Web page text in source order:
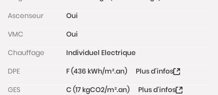
capitale.
L’immeuble est bien entretenu et dispose d’un
Charges : 342€/mois
Ascenseur
Oui
VMC
Oui
Chauffage
Individuel Electrique
DPE
F (436 kWh/m².an)
Plus d'infos
GES
C (17 kgCO2/m².an)
Plus d'infos